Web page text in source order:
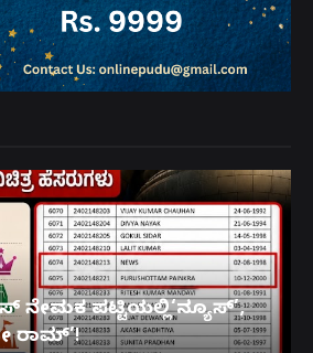
ನೇಮಕ ಪಟ್ಟಿಯಲ್ಲಿ‘ನ್ಯೂಸ್’,
ರಾಮ್’!